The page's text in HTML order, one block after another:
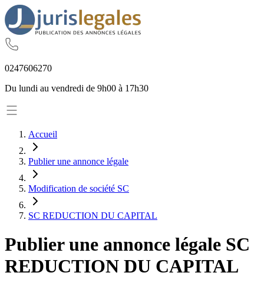
0247606270
Du lundi au vendredi de 9h00 à 17h30
Accueil
Publier une annonce légale
Modification de société SC
SC REDUCTION DU CAPITAL
Publier une annonce légale SC
REDUCTION DU CAPITAL